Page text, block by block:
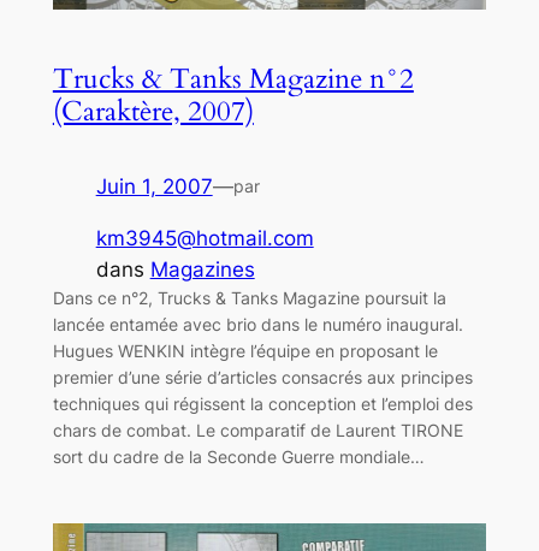
Trucks & Tanks Magazine n°2
(Caraktère, 2007)
Juin 1, 2007—par
km3945@hotmail.com
dans Magazines
Dans ce n°2, Trucks & Tanks Magazine poursuit la
lancée entamée avec brio dans le numéro inaugural.
Hugues WENKIN intègre l’équipe en proposant le
premier d’une série d’articles consacrés aux principes
techniques qui régissent la conception et l’emploi des
chars de combat. Le comparatif de Laurent TIRONE
sort du cadre de la Seconde Guerre mondiale…